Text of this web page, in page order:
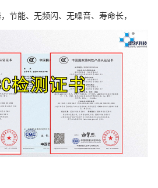
节能、无频闪、无噪音、寿命长，